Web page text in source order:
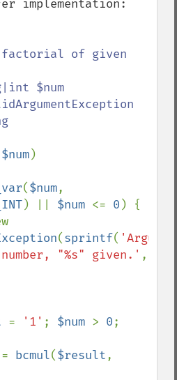
$num)
($num
) || $num <= 0 ) {
(sprintf(
"%s" given.'
= '1' ; $num > 0
= bcmul($result